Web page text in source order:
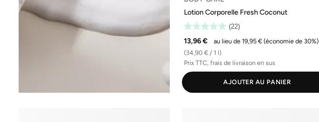
Lotion Corporelle Fresh Coconut
(22)
13,96 € au lieu de 19,95 € (économie de 30%)
(34,90 € / 1 l)
Prix TTC, frais de livraison en sus
AJOUTER AU PANIER